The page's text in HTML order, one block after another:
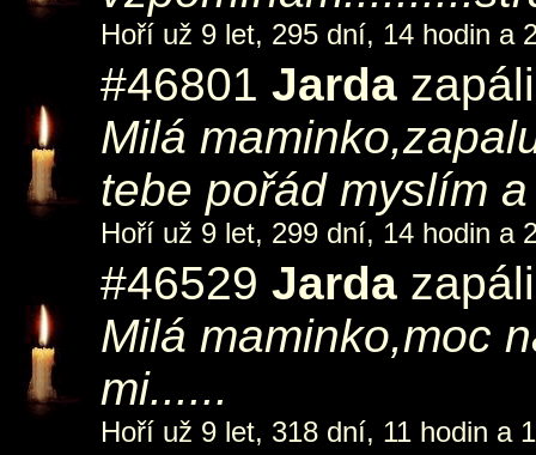
Hoří už 9 let, 295 dní, 14 hodin a
#46801 Jarda
Milá
tebe pořád myslím
Hoří už 9 let, 299 dní, 14 hodin a
#46529 Jarda
Milá maminko,moc
mi......
Hoří už 9 let, 318 dní, 11 hodin a